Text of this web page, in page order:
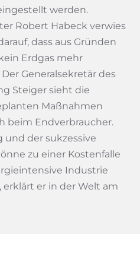
werden.
Robert Habeck verwies
dass aus Gründen
Erdgas mehr
Generalsekretär des
Steiger sieht die
Maßnahmen
beim Endverbraucher.
und der sukzessive
zu einer Kostenfalle
Industrie
er in der Welt am